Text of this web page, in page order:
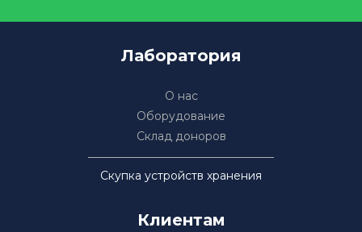
Лаборатория
О нас
Оборудование
Склад доноров
Скупка устройств хранения
Клиентам